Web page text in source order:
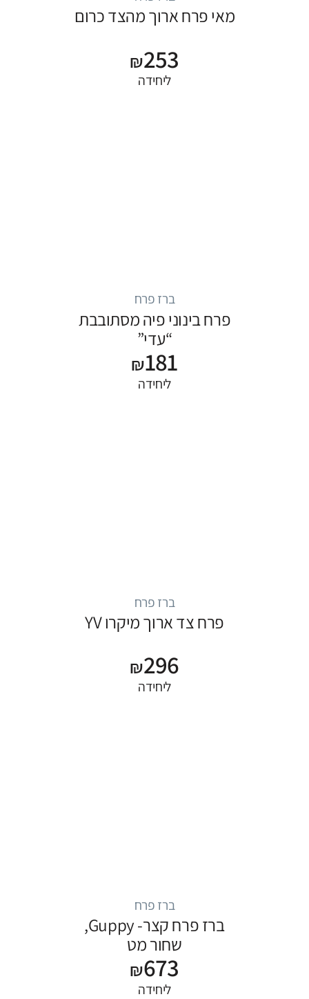
מאי פרח ארוך מהצד כרום
₪253
ליחידה
ברז פרח
פרח בינוני פיה מסתובבת
“עדי”
₪181
ליחידה
ברז פרח
פרח צד ארוך מיקרו YV
₪296
ליחידה
ברז פרח
ברז פרח קצר- Guppy,
שחור מט
₪673
ליחידה